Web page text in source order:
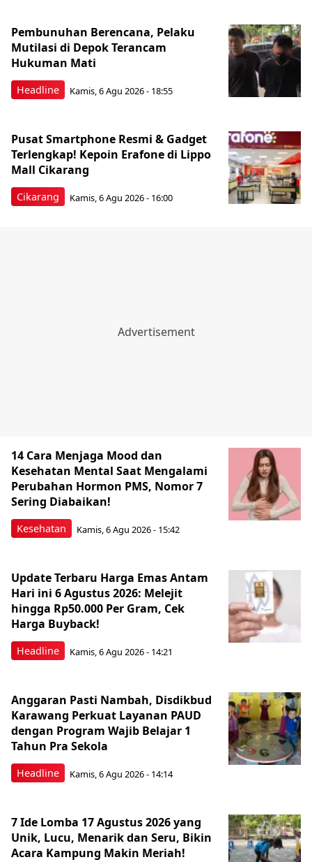
Headline
Pembunuhan Berencana, Pelaku
Mutilasi di Depok Terancam
Hukuman Mati
Kamis, 6 Agu 2026 - 18:55
Cikarang
Pusat Smartphone Resmi & Gadget
Terlengkap! Kepoin Erafone di Lippo
Mall Cikarang
Kamis, 6 Agu 2026 - 16:00
Kesehatan
14 Cara Menjaga Mood dan
Kesehatan Mental Saat Mengalami
Perubahan Hormon PMS, Nomor 7
Sering Diabaikan!
Kamis, 6 Agu 2026 - 15:42
Headline
Update Terbaru Harga Emas Antam
Hari ini 6 Agustus 2026: Melejit
hingga Rp50.000 Per Gram, Cek
Harga Buyback!
Kamis, 6 Agu 2026 - 14:21
Headline
Anggaran Pasti Nambah, Disdikbud
Karawang Perkuat Layanan PAUD
dengan Program Wajib Belajar 1
Tahun Pra Sekola
Kamis, 6 Agu 2026 - 14:14
7 Ide Lomba 17 Agustus 2026 yang
Unik, Lucu, Menarik dan Seru, Bikin
Acara Kampung Makin Meriah!